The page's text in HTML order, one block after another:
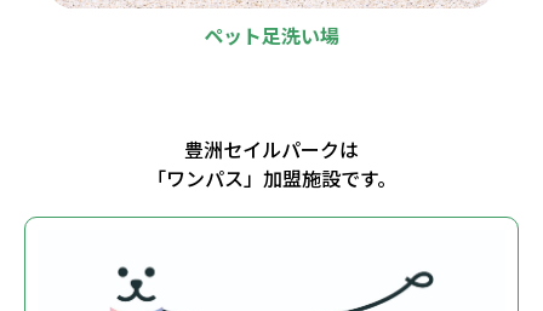
ペット足洗い場
豊洲セイルパークは
「ワンパス」加盟施設です。